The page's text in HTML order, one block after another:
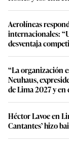
Aerolíneas
internacionales:
desventaja
“La organización
Neuhaus,
de Lima 2027 y
Héctor Lavoe en
Cantantes’ hizo